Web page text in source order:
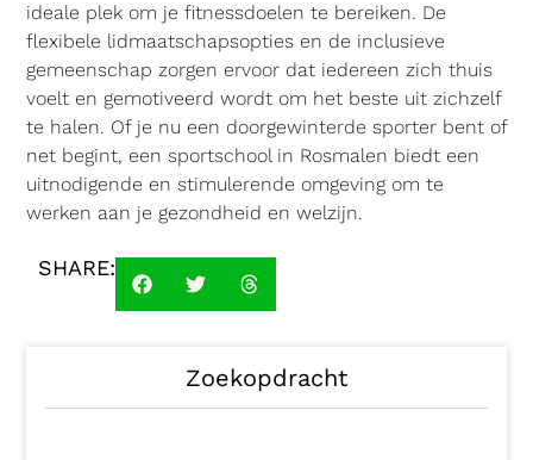
ideale plek om je fitnessdoelen te bereiken. De
flexibele lidmaatschapsopties en de inclusieve
gemeenschap zorgen ervoor dat iedereen zich thuis
voelt en gemotiveerd wordt om het beste uit zichzelf
te halen. Of je nu een doorgewinterde sporter bent of
net begint, een sportschool in Rosmalen biedt een
uitnodigende en stimulerende omgeving om te
werken aan je gezondheid en welzijn.
SHARE:
Zoekopdracht